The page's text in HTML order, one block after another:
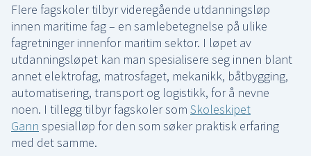
Flere fagskoler tilbyr videregående utdanningsløp
innen maritime fag – en samlebetegnelse på ulike
fagretninger innenfor maritim sektor. I løpet av
utdanningsløpet kan man spesialisere seg innen blant
annet elektrofag, matrosfaget, mekanikk, båtbygging,
automatisering, transport og logistikk, for å nevne
noen. I tillegg tilbyr fagskoler som Skoleskipet
Gann spesialløp for den som søker praktisk erfaring
med det samme.